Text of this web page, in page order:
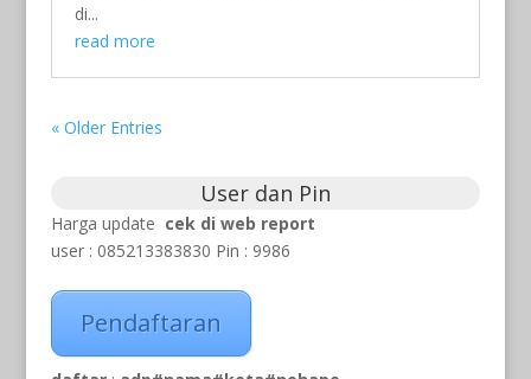
di...
read more
« Older Entries
User dan Pin
Harga update cek di web report
user : 085213383830 Pin : 9986
Pendaftaran